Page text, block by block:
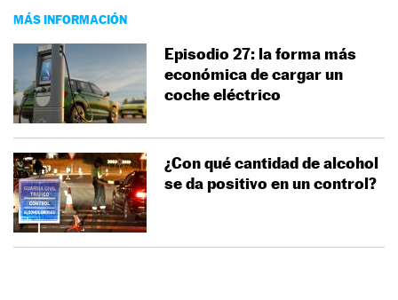
MÁS INFORMACIÓN
Episodio 27: la forma más
económica de cargar un
coche eléctrico
¿Con qué cantidad de alcohol
se da positivo en un control?